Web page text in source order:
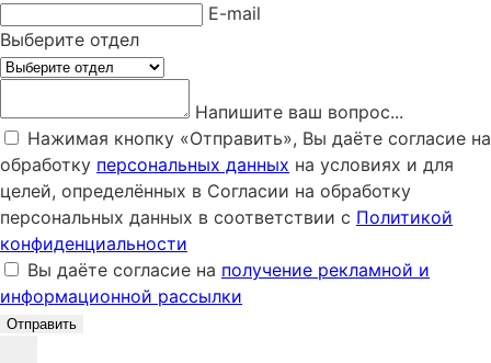
E-mail
Выберите отдел
Напишите ваш вопрос...
Нажимая кнопку «Отправить», Вы даёте согласие на
обработку персональных данных на условиях и для
целей, определённых в Согласии на обработку
персональных данных в соответствии с Политикой
конфиденциальности
Вы даёте согласие на получение рекламной и
информационной рассылки
Отправить